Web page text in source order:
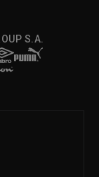
S.A.